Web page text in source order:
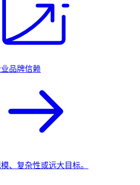
品牌信赖
、复杂性或远大目标。